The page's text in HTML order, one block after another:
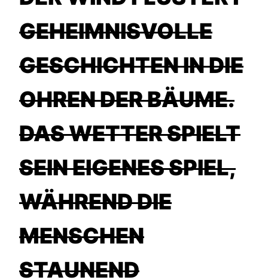
GEHEIMNISVOLLE
GESCHICHTEN IN DIE
OHREN DER BÄUME.
DAS WETTER SPIELT
SEIN EIGENES SPIEL,
WÄHREND DIE
MENSCHEN
STAUNEND